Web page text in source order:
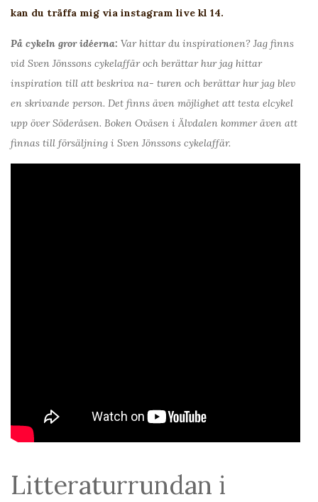
kan du träffa mig via instagram live kl 14.
På cykeln gror idéerna: Var hittar du inspirationen? Jag finns
vid Sven Jönssons cykelaffär och berättar hur jag hittar
inspiration till att beskriva na- turen och berättar hur jag blev
en skrivande person. Det finns även möjlighet att testa elcykel
upp över Söderåsen. Boken Oväsen i Älvdalen kommer även att
finnas till försäljning i Sven Jönssons cykelaffär.
Litteraturrundan i